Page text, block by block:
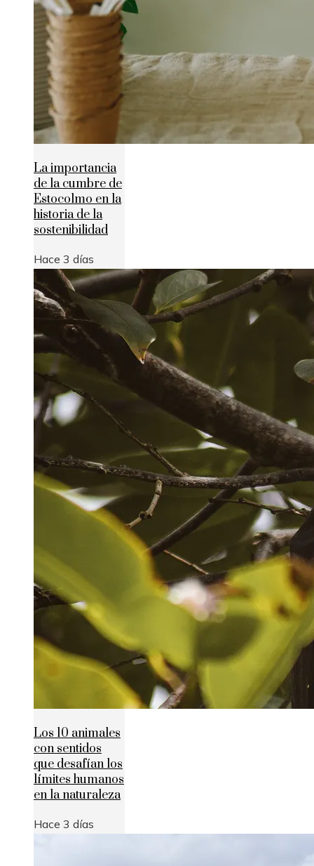
La importancia
de la cumbre de
Estocolmo en la
historia de la
sostenibilidad
Hace 3 días
Los 10 animales
con sentidos
que desafían los
límites humanos
en la naturaleza
Hace 3 días